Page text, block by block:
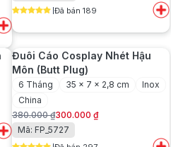
là:
200.000 ₫.
tại
là:
120.000 ₫.
Đã bán 189
Đuôi Cáo Cosplay Nhét Hậu
Môn (Butt Plug)
6 Tháng 35 x 7 x 2,8 cm
Inox
China
380.000₫
Giá
gốc
300.000 ₫
Giá
hiện
Mã: FP_5727